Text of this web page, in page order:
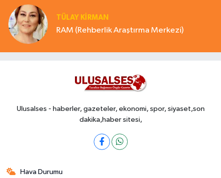
TÜLAY KİRMAN
RAM (Rehberlik Araştırma Merkezi)
Ulusalses - haberler, gazeteler, ekonomi, spor, siyaset,son
dakika,haber sitesi,
Hava Durumu